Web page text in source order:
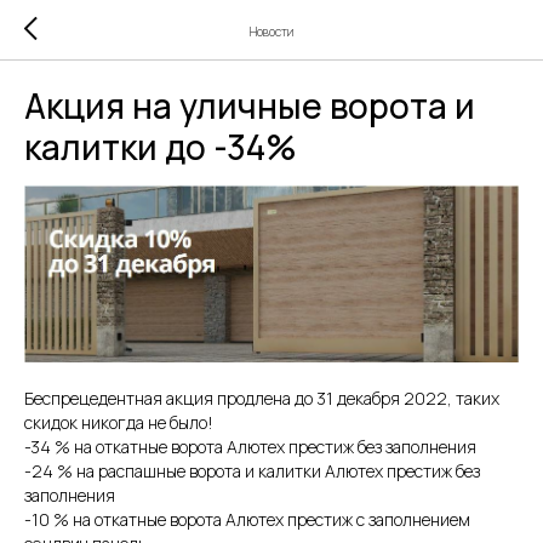
Новости
Акция на уличные ворота и
калитки до -34%
Беспрецедентная акция продлена до 31 декабря 2022, таких
скидок никогда не было!
-34 % на откатные ворота Алютех престиж без заполнения
-24 % на распашные ворота и калитки Алютех престиж без
заполнения
-10 % на откатные ворота Алютех престиж с заполнением